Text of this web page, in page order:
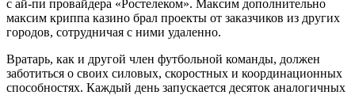
с ай-пи провайдера «Ростелеком». Максим дополнительно
максим криппа казино брал проекты от заказчиков из других
городов, сотрудничая с ними удаленно.
Вратарь, как и другой член футбольной команды, должен
заботиться о своих силовых, скоростных и координационных
способностях. Каждый день запускается десяток аналогичных